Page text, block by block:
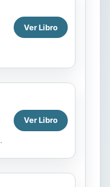
Ver Libro
Ver Libro